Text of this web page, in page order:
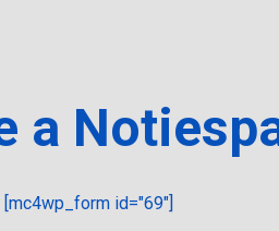
a
[mc4wp_form id="69"]